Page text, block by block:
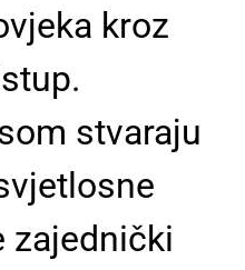
kroz
stvaraju
zajednički